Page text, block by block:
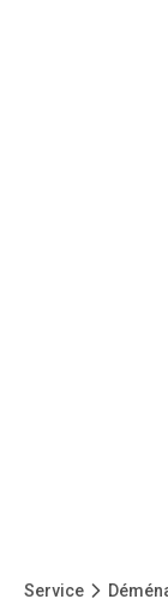
Service